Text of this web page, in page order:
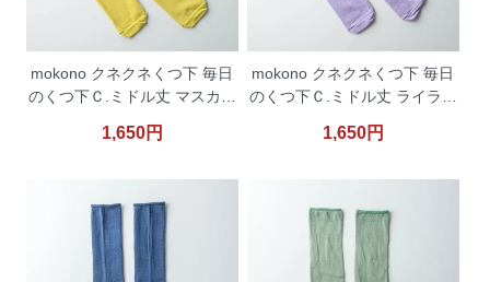
mokono クネクネくつ下 毎日
のくつ下Ｃ.ミドル丈 マスカッ
1,650円
mokono クネクネくつ下 毎日
のくつ下Ｃ.ミドル丈 ライラッ
1,650円